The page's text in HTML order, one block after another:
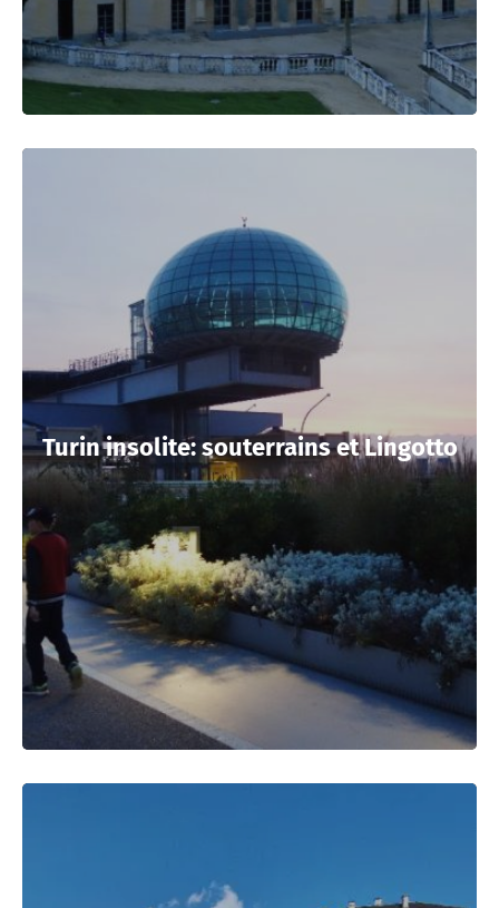
Turin insolite: souterrains et Lingotto